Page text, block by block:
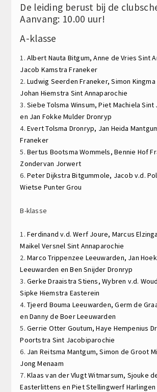
De leiding berust bij de
Aanvang: 10.00 uur!
A-klasse
1.Albert Nauta Bitgum,Anne de VriesSint
Jacob KamstraFraneker
2.Ludwig SeerdenFraneker,Simon Kingma
Johan Hiemstra Sint Annaparochie
3.Siebe Tolsma Winsum,Piet MachielaSint
en Jan Fokke Mulder Dronryp
4.Evert Tolsma Dronryp, Jan Heida
Franeker
5.Bertus BootsmaWommels,Bennie Hof
Zondervan Jorwert
6.Peter DijkstraBitgummole, Jacob v.d. Pol
Wietse PunterGrou
B-klasse
1.Ferdinand v.d. Werf Joure, Marcus Elzinga
Maikel Versnel Sint Annaparochie
2.Marco Trippenzee Leeuwarden, Jan
Leeuwarden enBen Snijder Dronryp
3.Gerke DraaistraStiens,Wybren v.d. Woud
Sipke Hiemstra Easterein
4.Tjeerd Bouma Leeuwarden,Germ de
enDanny de BoerLeeuwarden
5.Gerrie Otter Goutum,Haye Hempenius
Poortstra Sint Jacobiparochie
6. Jan Reitsma Mantgum,Simon de Groot
JongMenaam
7.Klaas van der VlugtWitmarsum, Sjouke
Easterlittens en Piet Stellingwerf Harlingen